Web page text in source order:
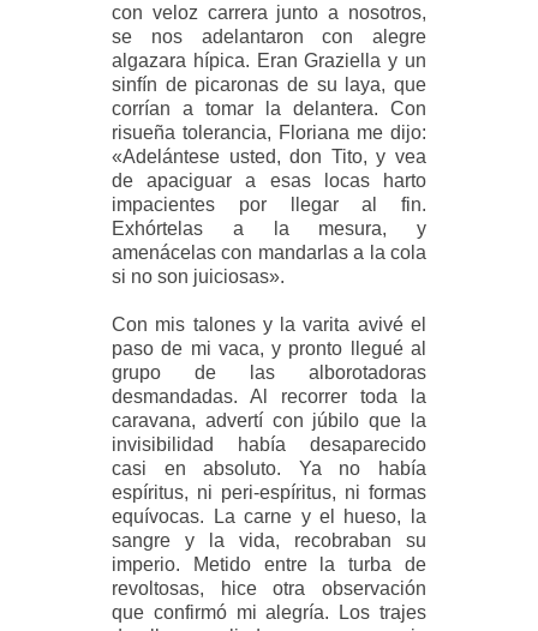
con veloz carrera junto a nosotros,
se nos adelantaron con alegre
algazara hípica. Eran Graziella y un
sinfín de picaronas de su laya, que
corrían a tomar la delantera. Con
risueña tolerancia, Floriana me dijo:
«Adelántese usted, don Tito, y vea
de apaciguar a esas locas harto
impacientes por llegar al fin.
Exhórtelas a la mesura, y
amenácelas con mandarlas a la cola
si no son juiciosas».
Con mis talones y la varita avivé el
paso de mi vaca, y pronto llegué al
grupo de las alborotadoras
desmandadas. Al recorrer toda la
caravana, advertí con júbilo que la
invisibilidad había desaparecido
casi en absoluto. Ya no había
espíritus, ni peri-espíritus, ni formas
equívocas. La carne y el hueso, la
sangre y la vida, recobraban su
imperio. Metido entre la turba de
revoltosas, hice otra observación
que confirmó mi alegría. Los trajes